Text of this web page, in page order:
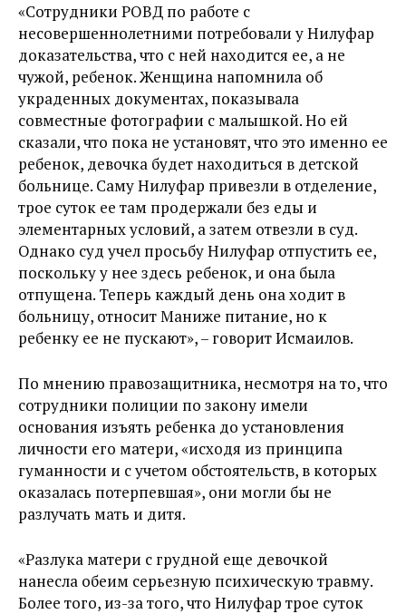
«Сотрудники РОВД по работе с
несовершеннолетними потребовали у Нилуфар
доказательства, что с ней находится ее, а не
чужой, ребенок. Женщина напомнила об
украденных документах, показывала
совместные фотографии с малышкой. Но ей
сказали, что пока не установят, что это именно ее
ребенок, девочка будет находиться в детской
больнице. Саму Нилуфар привезли в отделение,
трое суток ее там продержали без еды и
элементарных условий, а затем отвезли в суд.
Однако суд учел просьбу Нилуфар отпустить ее,
поскольку у нее здесь ребенок, и она была
отпущена. Теперь каждый день она ходит в
больницу, относит Маниже питание, но к
ребенку ее не пускают», –​ говорит Исмаилов.
По мнению правозащитника, несмотря на то, что
сотрудники полиции по закону имели
основания изъять ребенка до установления
личности его матери, «исходя из принципа
гуманности и с учетом обстоятельств, в которых
оказалась потерпевшая», они могли бы не
разлучать мать и дитя.
«Разлука матери с грудной еще девочкой
нанесла обеим серьезную психическую травму.
Более того, из-за того, что Нилуфар трое суток